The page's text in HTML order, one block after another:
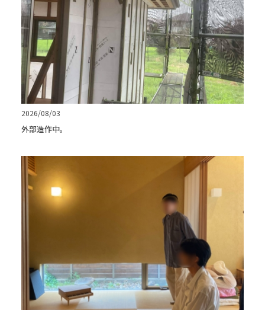
2026/08/03
外部造作中。